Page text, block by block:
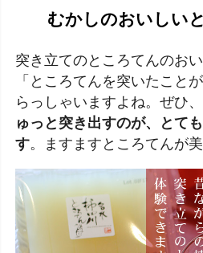
むかしのおいしい
突き立てのところてんのお
「ところてんを突いたこと
らっしゃいますよね。ぜひ
ゅっと突き出すのが、とて
す。ますますところてんが